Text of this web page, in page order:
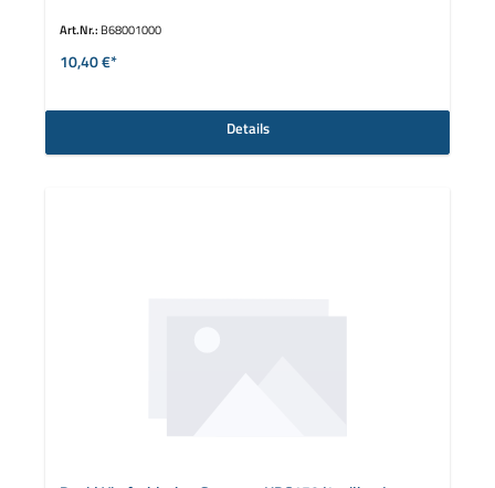
Art.Nr.: B68001000
10,40 €*
Details